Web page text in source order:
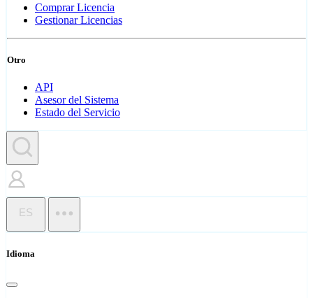
Comprar Licencia
Gestionar Licencias
Otro
API
Asesor del Sistema
Estado del Servicio
ES
Idioma